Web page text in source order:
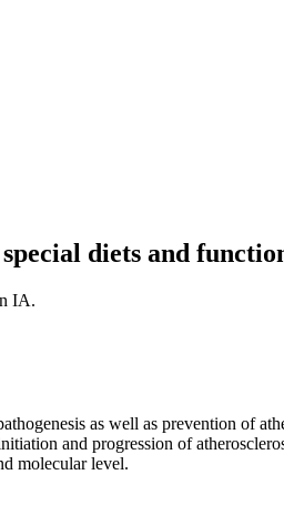
diets and
IA.
as well as prevention of
and progression of
molecular level.